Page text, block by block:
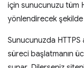
için sunucunuzu tüm
yönlendirecek şekilde
Sunucunuzda HTTPS
süreci başlatmanın